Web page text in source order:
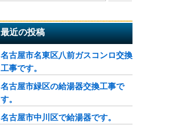
最近の投稿
名古屋市名東区八前ガスコンロ交換
工事です。
名古屋市緑区の給湯器交換工事で
す。
名古屋市中川区で給湯器です。